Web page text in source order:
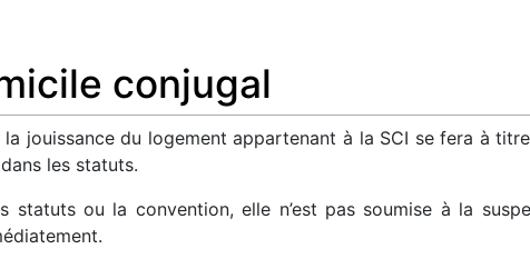
conjugal
jouissance du logement appartenant à la SCI se fera à
les statuts.
statuts ou la convention, elle n’est pas soumise à la